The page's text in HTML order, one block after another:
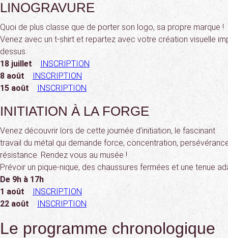
LINOGRAVURE
Quoi de plus classe que de porter son logo, sa propre marque !
Venez avec un t-shirt et repartez avec votre création visuelle
dessus.
18 juillet
INSCRIPTION
8 août
INSCRIPTION
15 août
INSCRIPTION
INITIATION À LA FORGE
Venez découvrir lors de cette journée d’initiation, le fascinant
travail du métal qui demande force, concentration,
résistance. Rendez vous au musée !
Prévoir un pique-nique, des chaussures fermées et une tenue
De 9h à 17h
1 août
INSCRIPTION
22 août
INSCRIPTION
Le programme chronologique